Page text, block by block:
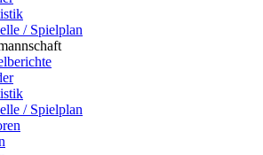
/ Spielplan
/ Spielplan